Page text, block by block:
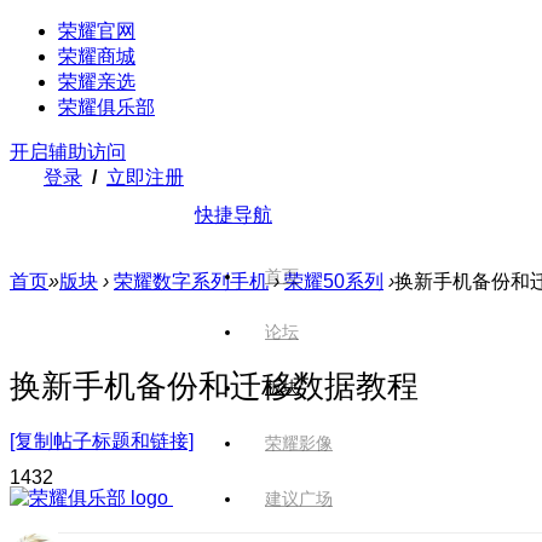
荣耀官网
荣耀商城
荣耀亲选
荣耀俱乐部
开启辅助访问
登录 / 立即注册
快捷导航
首页
论坛
版块
荣耀影像
建议广场
首页»版块 › 荣耀数字系列手机 › 荣耀50系列 ›换新手机备份和
换新手机备份和迁移数据教程
[复制帖子标题和链接]
1432